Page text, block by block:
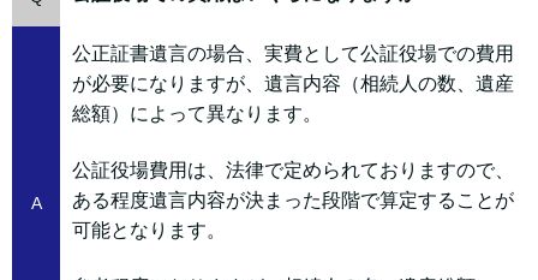
A
公正証書遺言の場合、実費として公証役場での費用
が必要になりますが、遺言内容（相続人の数、遺産
総額）によって異なります。
公証役場費用は、法律で定められておりますので、
ある程度遺言内容が決まった段階で算定することが
可能となります。